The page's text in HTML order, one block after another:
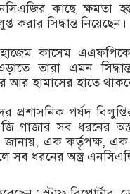
কাছে ক্ষমতা
করার সিদ্ধান্ত নিয়েছেন।
হাজেম কাসেম
তারা এমন
আর হামাসের হাতে
প্রশাসনিক পর্ষদ
গাজার সব ধরনের
জানায়, এক কর্তৃপক্ষ,
সব ধরনের অস্ত্র